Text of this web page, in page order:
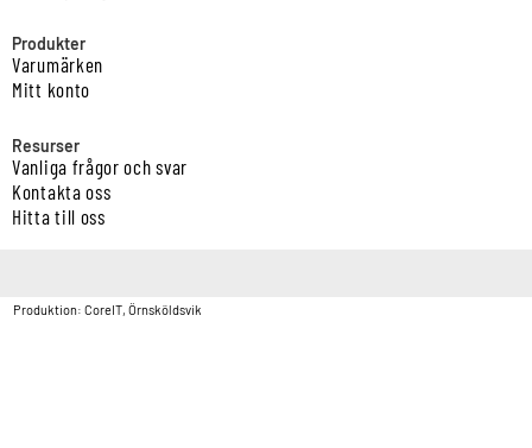
Produkter
Varumärken
Mitt konto
Resurser
Vanliga frågor och svar
Kontakta oss
Hitta till oss
Produktion: CoreIT, Örnsköldsvik